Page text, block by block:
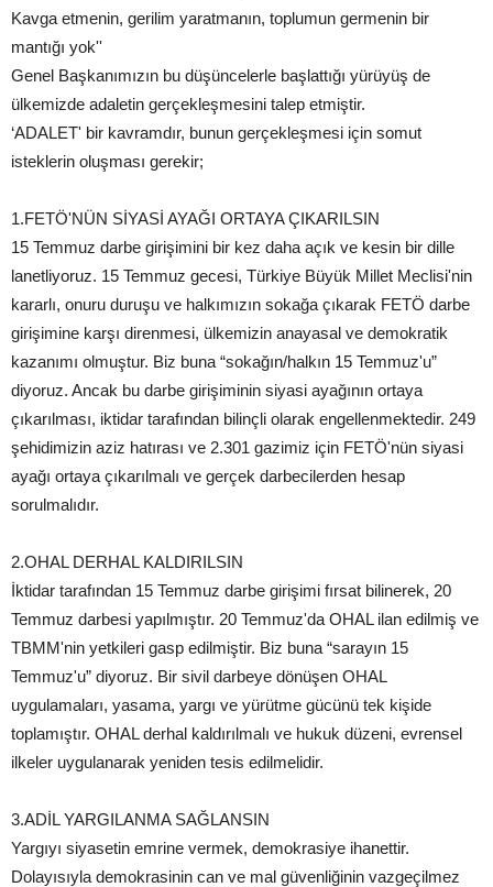
Kavga etmenin, gerilim yaratmanın, toplumun germenin bir
mantığı yok''
Genel Başkanımızın bu düşüncelerle başlattığı yürüyüş de
ülkemizde adaletin gerçekleşmesini talep etmiştir.
‘ADALET' bir kavramdır, bunun gerçekleşmesi için somut
isteklerin oluşması gerekir;
1.FETÖ'NÜN SİYASİ AYAĞI ORTAYA ÇIKARILSIN
15 Temmuz darbe girişimini bir kez daha açık ve kesin bir dille
lanetliyoruz. 15 Temmuz gecesi, Türkiye Büyük Millet Meclisi'nin
kararlı, onuru duruşu ve halkımızın sokağa çıkarak FETÖ darbe
girişimine karşı direnmesi, ülkemizin anayasal ve demokratik
kazanımı olmuştur. Biz buna “sokağın/halkın 15 Temmuz'u”
diyoruz. Ancak bu darbe girişiminin siyasi ayağının ortaya
çıkarılması, iktidar tarafından bilinçli olarak engellenmektedir. 249
şehidimizin aziz hatırası ve 2.301 gazimiz için FETÖ'nün siyasi
ayağı ortaya çıkarılmalı ve gerçek darbecilerden hesap
sorulmalıdır.
2.OHAL DERHAL KALDIRILSIN
İktidar tarafından 15 Temmuz darbe girişimi fırsat bilinerek, 20
Temmuz darbesi yapılmıştır. 20 Temmuz'da OHAL ilan edilmiş ve
TBMM'nin yetkileri gasp edilmiştir. Biz buna “sarayın 15
Temmuz'u” diyoruz. Bir sivil darbeye dönüşen OHAL
uygulamaları, yasama, yargı ve yürütme gücünü tek kişide
toplamıştır. OHAL derhal kaldırılmalı ve hukuk düzeni, evrensel
ilkeler uygulanarak yeniden tesis edilmelidir.
3.ADİL YARGILANMA SAĞLANSIN
Yargıyı siyasetin emrine vermek, demokrasiye ihanettir.
Dolayısıyla demokrasinin can ve mal güvenliğinin vazgeçilmez